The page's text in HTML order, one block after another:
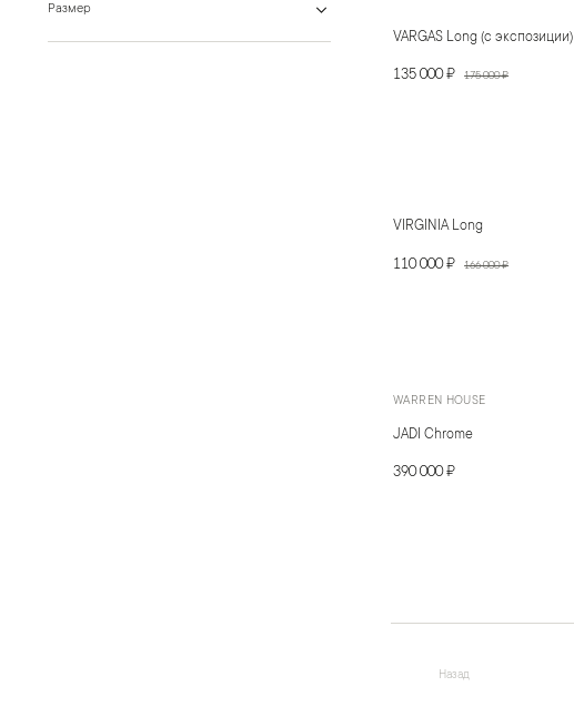
Размер
VARGAS Long (с экспозиции)
135 000 ₽ 175 000 ₽
VIRGINIA Long
110 000 ₽ 166 000 ₽
WARREN HOUSE
JADI Chrome
390 000 ₽
Назад